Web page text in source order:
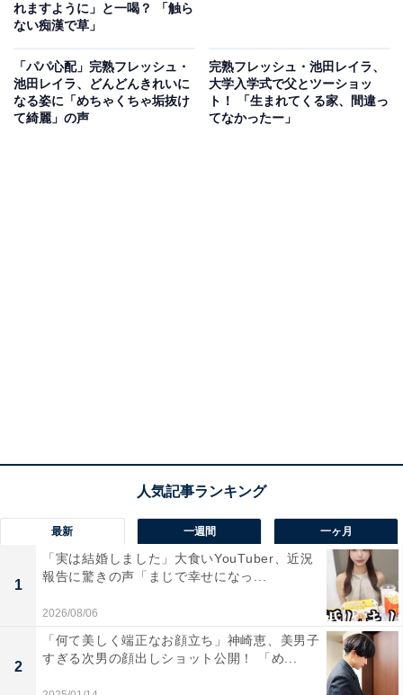
れますように」と一喝？ 「触ら
ない痴漢で草」
「パパ心配」完熟フレッシュ・
池田レイラ、どんどんきれいに
なる姿に「めちゃくちゃ垢抜け
て綺麗」の声
完熟フレッシュ・池田レイラ、
大学入学式で父とツーショッ
ト！ 「生まれてくる家、間違っ
てなかったー」
最新 一週間 一ヶ月
1
「実は結婚しました」大食いYouTuber、近況
報告に驚きの声「まじで幸せになっ...
2026/08/06
2
「何て美しく端正なお顔立ち」神崎恵、美男子
すぎる次男の顔出しショット公開！ 「め...